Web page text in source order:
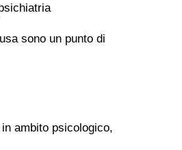
sono un punto di
ambito psicologico,